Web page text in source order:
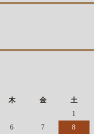
木 金 土
1
6 7
8